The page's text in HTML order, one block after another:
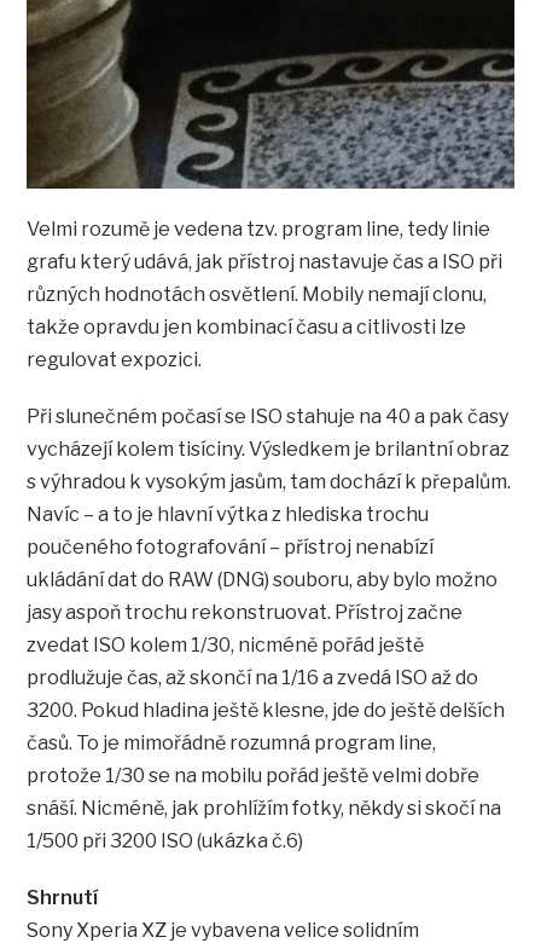
Velmi rozumě je vedena tzv. program line, tedy linie
grafu který udává, jak přístroj nastavuje čas a ISO při
různých hodnotách osvětlení. Mobily nemají clonu,
takže opravdu jen kombinací času a citlivosti lze
regulovat expozici.
Při slunečném počasí se ISO stahuje na 40 a pak časy
vycházejí kolem tisíciny. Výsledkem je brilantní obraz
s výhradou k vysokým jasům, tam dochází k přepalům.
Navíc – a to je hlavní výtka z hlediska trochu
poučeného fotografování – přístroj nenabízí
ukládání dat do RAW (DNG) souboru, aby bylo možno
jasy aspoň trochu rekonstruovat. Přístroj začne
zvedat ISO kolem 1/30, nicméně pořád ještě
prodlužuje čas, až skončí na 1/16 a zvedá ISO až do
3200. Pokud hladina ještě klesne, jde do ještě delších
časů. To je mimořádně rozumná program line,
protože 1/30 se na mobilu pořád ještě velmi dobře
snáší. Nicméně, jak prohlížím fotky, někdy si skočí na
1/500 při 3200 ISO (ukázka č.6)
Shrnutí
Sony Xperia XZ je vybavena velice solidním